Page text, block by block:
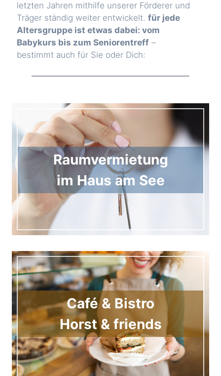
letzten Jahren mithilfe unserer Förderer und
Träger ständig weiter entwickelt. für jede
Altersgruppe ist etwas dabei: vom
Babykurs bis zum Seniorentreff –
bestimmt auch für Sie oder Dich:
Raumvermietung
im Haus am See
Café & Bistro
Horst & friends